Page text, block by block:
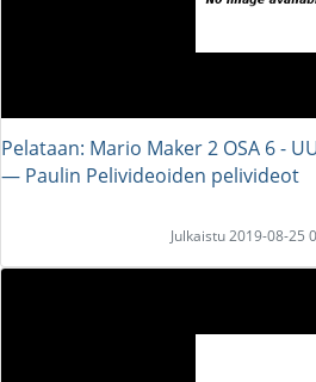
Pelataan: Mario Maker 2 OSA 6 -
― Paulin Pelivideoiden pelivideot
Julkaistu 2019-08-25